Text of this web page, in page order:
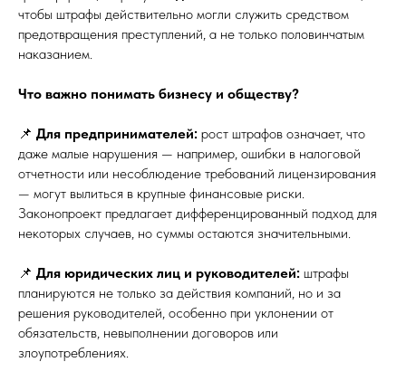
чтобы штрафы действительно могли служить средством
предотвращения преступлений, а не только половинчатым
наказанием.
Что важно понимать бизнесу и обществу?
📌 Для предпринимателей: рост штрафов означает, что
даже малые нарушения — например, ошибки в налоговой
отчетности или несоблюдение требований лицензирования
— могут вылиться в крупные финансовые риски.
Законопроект предлагает дифференцированный подход для
некоторых случаев, но суммы остаются значительными.
📌 Для юридических лиц и руководителей: штрафы
планируются не только за действия компаний, но и за
решения руководителей, особенно при уклонении от
обязательств, невыполнении договоров или
злоупотреблениях.